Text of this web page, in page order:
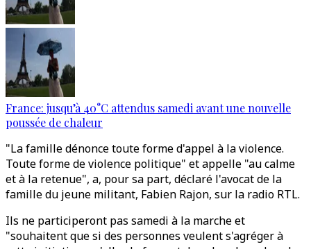
France: jusqu’à 40°C attendus samedi avant une nouvelle
poussée de chaleur
"La famille dénonce toute forme d'appel à la violence.
Toute forme de violence politique" et appelle "au calme
et à la retenue", a, pour sa part, déclaré l'avocat de la
famille du jeune militant, Fabien Rajon, sur la radio RTL.
Ils ne participeront pas samedi à la marche et
"souhaitent que si des personnes veulent s'agréger à